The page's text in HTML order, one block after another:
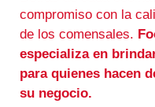
compromiso con la
de los comensales.
especializa en
para quienes hacen
su negocio.